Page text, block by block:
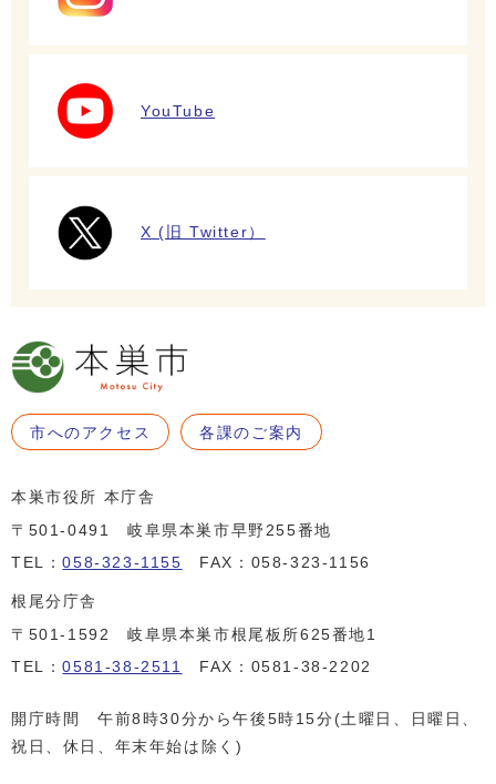
YouTube
X (旧 Twitter）
市へのアクセス 各課のご案内
本巣市役所 本庁舎
〒501-0491 岐阜県本巣市早野255番地
TEL：058-323-1155 FAX：058-323-1156
根尾分庁舎
〒501-1592 岐阜県本巣市根尾板所625番地1
TEL：0581-38-2511 FAX：0581-38-2202
開庁時間 午前8時30分から午後5時15分(土曜日、日曜日、
祝日、休日、年末年始は除く)